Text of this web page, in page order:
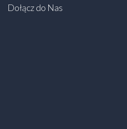
Dołącz do Nas